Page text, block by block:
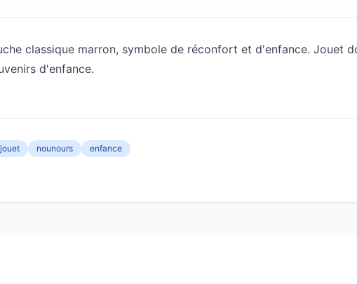
classique marron, symbole de réconfort et d'enfance. Jouet
d'enfance.
jouet nounours enfance